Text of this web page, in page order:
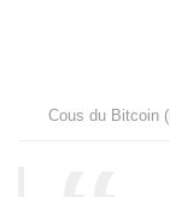
Cous du Bitcoin